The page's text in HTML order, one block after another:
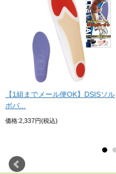
【1組までメール便OK】DSISソル
ボバ...
価格:2,337円(税込)